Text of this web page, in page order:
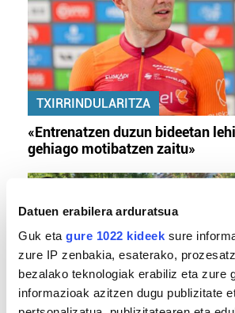
Datuen erabilera arduratsua
Guk eta gure 1022 kideek sure
zure IP zenbakia, esaterako,
bezalako teknologiak erabiliz eta zure
informazioak azitzen dugu publizitate
TXIRRINDULARITZA
«Entrenatzen duzun bideetan
gehiago motibatzen zaitu»